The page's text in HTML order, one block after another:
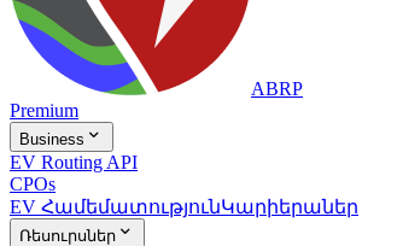
ABRP
Premium
Business 
EV Routing API
CPOs
EV ՀամեմատությունԿարիերաներ
Ռեսուրսներ 